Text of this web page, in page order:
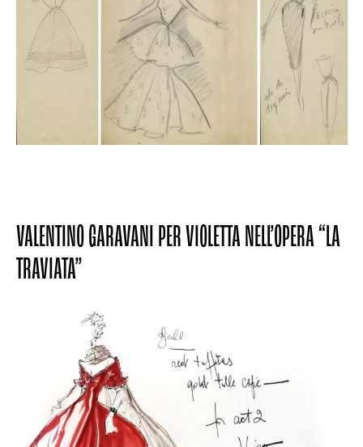
VALENTINO GARAVANI PER VIOLETTA NELL’OPERA “LA
TRAVIATA”